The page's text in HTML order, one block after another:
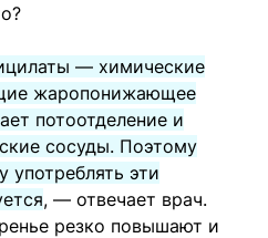
— химические
жаропонижающее
потоотделение и
сосуды. Поэтому
употреблять эти
, — отвечает врач.
резко повышают и